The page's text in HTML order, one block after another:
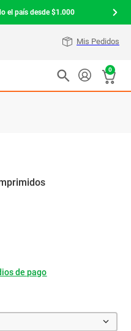
el país desde $1.000
Mis Pedidos
0
de pago